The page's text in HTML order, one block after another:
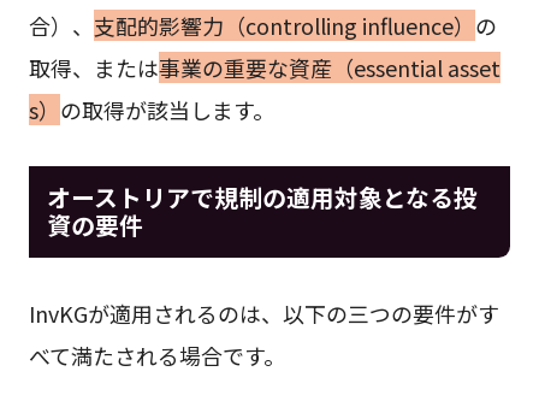
合）、 支配的影響力（controlling influence） の
取得、または事業の重要な資産（essential asset
s） の取得が該当します。
オーストリアで規制の適用対象となる投
資の要件
InvKGが適用されるのは、以下の三つの要件がす
べて満たされる場合です。